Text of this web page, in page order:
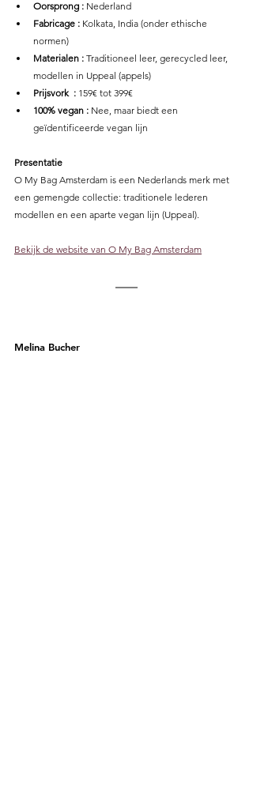
Oorsprong : Nederland
Fabricage : Kolkata, India (onder ethische
normen)
Materialen : Traditioneel leer, gerecycled leer,
modellen in Uppeal (appels)
Prijsvork  : 159€ tot 399€
100% vegan : Nee, maar biedt een
geïdentificeerde vegan lijn
Presentatie
O My Bag Amsterdam is een Nederlands merk met
een gemengde collectie: traditionele lederen
modellen en een aparte vegan lijn (Uppeal).
Bekijk de website van O My Bag Amsterdam
Melina Bucher